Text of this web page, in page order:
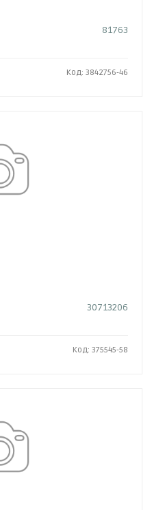
81763
Код: 3842756-46
30713206
Код: 375545-58